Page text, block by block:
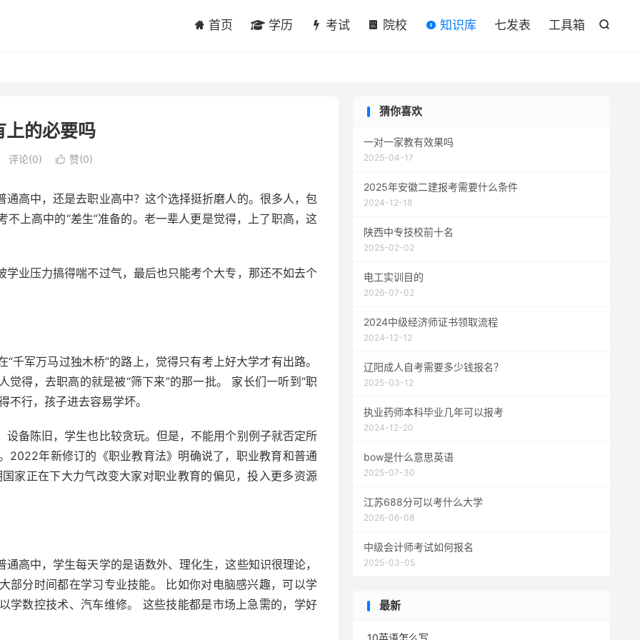

首页 学历 考试 院校 知识库 七发表 工具箱
上的必要吗
评论(0)  赞(0)
高中，还是去职业高中？这个选择挺折磨人的。很多人，包
上高中的“差生”准备的。老一辈人更是觉得，上了职高，这
业压力搞得喘不过气，最后也只能考个大专，那还不如去个
千军万马过独木桥”的路上，觉得只有考上好大学才有出路。
得，去职高的就是被“筛下来”的那一批。 家长们一听到“职
不行，孩子进去容易学坏。
备陈旧，学生也比较贪玩。但是，不能用个别例子就否定所
2022年新修订的《职业教育法》明确说了，职业教育和普通
家正在下大力气改变大家对职业教育的偏见，投入更多资源
高中，学生每天学的是语数外、理化生，这些知识很理论，
部分时间都在学习专业技能。 比如你对电脑感兴趣，可以学
学数控技术、汽车维修。 这些技能都是市场上急需的，学好
猜你喜欢
一对一家教有效果吗
2025-04-17
2025年安徽二建报考需要什么条件
2024-12-18
陕西中专技校前十名
2025-02-02
电工实训目的
2026-07-02
2024中级经济师证书领取流程
2024-12-12
辽阳成人自考需要多少钱报名？
2025-03-12
执业药师本科毕业几年可以报考
2024-12-20
bow是什么意思英语
2025-07-30
江苏688分可以考什么大学
2026-06-08
中级会计师考试如何报名
2025-03-05
最新
10英语怎么写